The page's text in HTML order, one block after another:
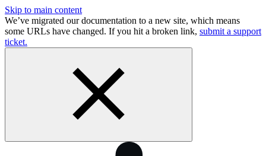
Skip to main content
We’ve migrated our documentation to a new site, which means
some URLs have changed. If you hit a broken link, submit a support
ticket.